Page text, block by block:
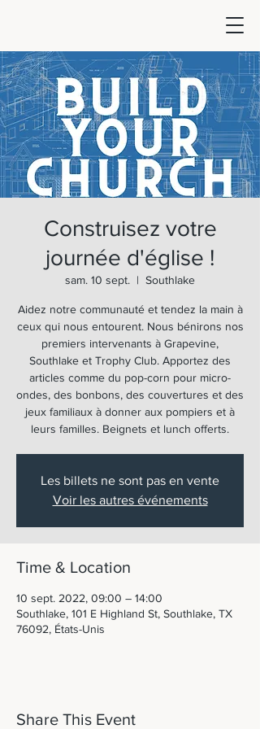
Construisez votre
journée d'église !
sam. 10 sept.
  |
Southlake
Aidez notre communauté et tendez la main à
ceux qui nous entourent. Nous bénirons nos
premiers intervenants à Grapevine,
Southlake et Trophy Club. Apportez des
articles comme du pop-corn pour micro-
ondes, des bonbons, des couvertures et des
jeux familiaux à donner aux pompiers et à
leurs familles. Beignets et lunch offerts.
Les billets ne sont pas en vente
Voir les autres événements
Time & Location
10 sept. 2022, 09:00 – 14:00
Southlake, 101 E Highland St, Southlake, TX
76092, États-Unis
Share This Event